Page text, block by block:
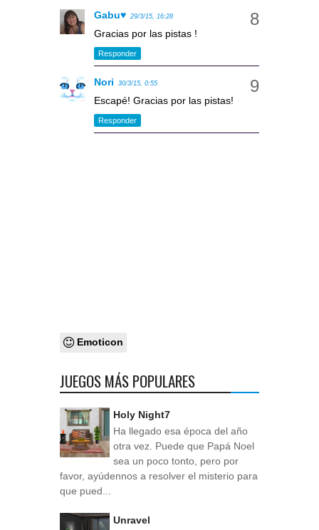
Gabu♥ 29/3/15, 16:28
Gracias por las pistas !
Responder
Nori 30/3/15, 0:55
Escapé! Gracias por las pistas!
Responder
Emoticon
JUEGOS MÁS POPULARES
Holy Night7
Ha llegado esa época del año
otra vez. Puede que Papá Noel
sea un poco tonto, pero por
favor, ayúdennos a resolver el misterio para
que pued...
Unravel